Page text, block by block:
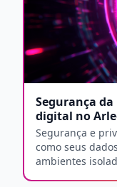
Segurança
digital no
Segurança e
como seus
ambientes